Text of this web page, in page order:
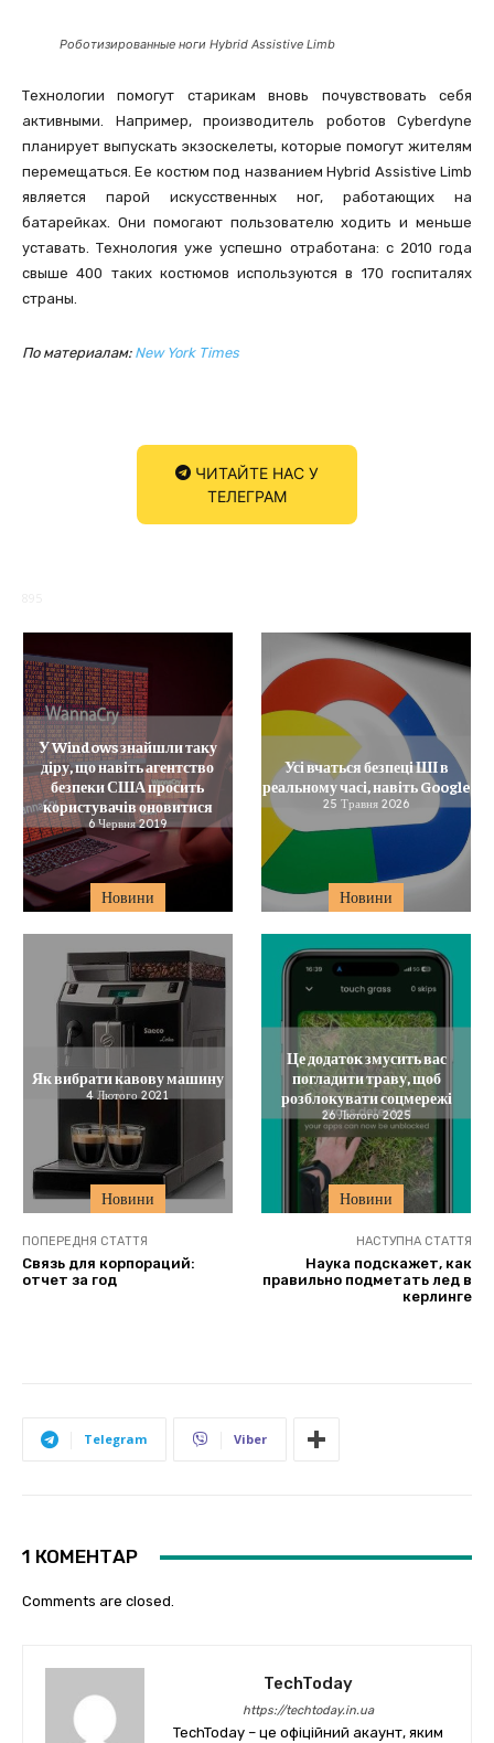
Роботизированные ноги Hybrid Assistive Limb
Технологии помогут старикам вновь почувствовать себя
активными. Например, производитель роботов Cyberdyne
планирует выпускать экзоскелеты, которые помогут жителям
перемещаться. Ее костюм под названием Hybrid Assistive Limb
является парой искусственных ног, работающих на
батарейках. Они помогают пользователю ходить и меньше
уставать. Технология уже успешно отработана: с 2010 года
свыше 400 таких костюмов используются в 170 госпиталях
страны.
По материалам: New York Times
ЧИТАЙТЕ НАС У
ТЕЛЕГРАМ
Новини
У Windows знайшли таку
діру, що навіть агентство
безпеки США просить
користувачів оновитися
6 Червня 2019
Новини
Усі вчаться безпеці ШІ в
реальному часі, навіть Google
25 Травня 2026
Новини
Як вибрати кавову машину
4 Лютого 2021
Новини
Це додаток змусить вас
погладити траву, щоб
розблокувати соцмережі
26 Лютого 2025
ПОПЕРЕДНЯ СТАТТЯ
Связь для корпораций:
отчет за год
НАСТУПНА СТАТТЯ
Наука подскажет, как
правильно подметать лед в
керлинге
Telegram Viber
1 КОМЕНТАР
Comments are closed.
TechToday
https://techtoday.in.ua
TechToday – це офіційний акаунт, яким